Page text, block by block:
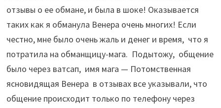
отзывы о ее обмане, и была в шоке! Оказывается
таких как я обманула Венера очень многих! Если
честно, мне было очень жаль и денег и время, что я
потратила на обманщицу-мага. Подытожу, общение
было через ватсап, имя мага — Потомственная
ясновидящая Венера в отзывах все указывали, что
общение происходит только по телефону через